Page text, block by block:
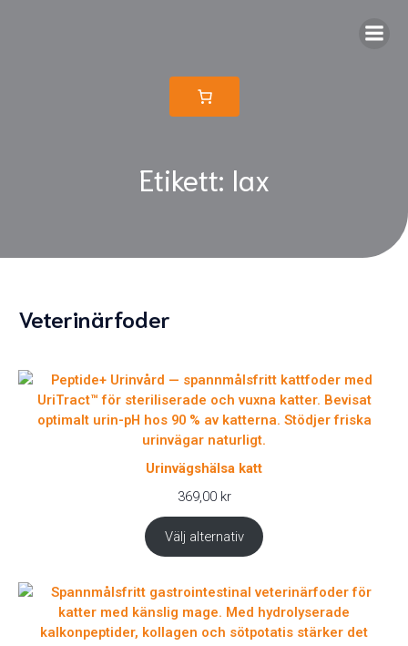
Etikett: lax
Veterinärfoder
Urinvägshälsa katt
369,00 kr
Välj alternativ